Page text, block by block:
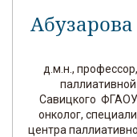
д.м.н.,
Савицкого
онколог,
центра